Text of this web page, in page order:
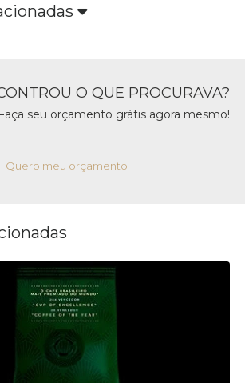
O QUE PROCURAVA?
Faça seu orçamento grátis agora mesmo!
Quero meu orçamento